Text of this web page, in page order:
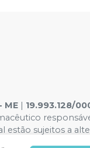
ME | 19.993.128/
sujeitos a
não atender